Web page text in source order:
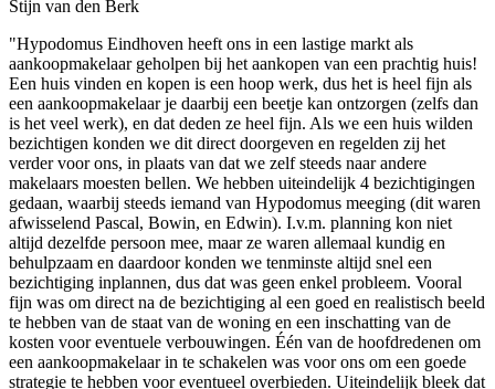
Stijn van den Berk
"Hypodomus Eindhoven heeft ons in een lastige markt als
aankoopmakelaar geholpen bij het aankopen van een prachtig huis!
Een huis vinden en kopen is een hoop werk, dus het is heel fijn als
een aankoopmakelaar je daarbij een beetje kan ontzorgen (zelfs dan
is het veel werk), en dat deden ze heel fijn. Als we een huis wilden
bezichtigen konden we dit direct doorgeven en regelden zij het
verder voor ons, in plaats van dat we zelf steeds naar andere
makelaars moesten bellen. We hebben uiteindelijk 4 bezichtigingen
gedaan, waarbij steeds iemand van Hypodomus meeging (dit waren
afwisselend Pascal, Bowin, en Edwin). I.v.m. planning kon niet
altijd dezelfde persoon mee, maar ze waren allemaal kundig en
behulpzaam en daardoor konden we tenminste altijd snel een
bezichtiging inplannen, dus dat was geen enkel probleem. Vooral
fijn was om direct na de bezichtiging al een goed en realistisch beeld
te hebben van de staat van de woning en een inschatting van de
kosten voor eventuele verbouwingen. Één van de hoofdredenen om
een aankoopmakelaar in te schakelen was voor ons om een goede
strategie te hebben voor eventueel overbieden. Uiteindelijk bleek dat